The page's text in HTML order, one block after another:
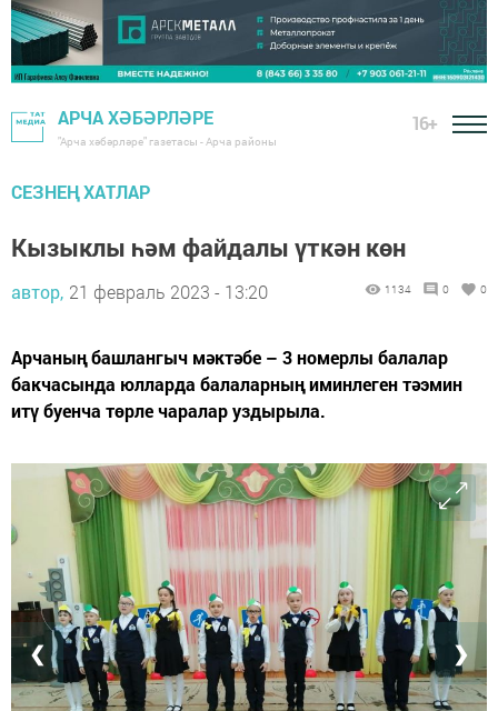
АРЧА ХӘБӘРЛӘРЕ
"Арча хәбәрләре" газетасы - Арча районы
16+
СЕЗНЕҢ ХАТЛАР
Кызыклы һәм файдалы үткән көн
автор, 21 февраль 2023 - 13:20 1134 0 0
Арчаның башлангыч мәктәбе – 3 номерлы балалар
бакчасында юлларда балаларның иминлеген тәэмин
итү буенча төрле чаралар уздырыла.
❮ ❯